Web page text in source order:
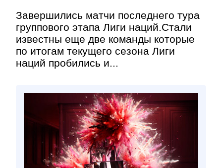
Завершились матчи последнего тура
группового этапа Лиги наций.Стали
известны еще две команды которые
по итогам текущего сезона Лиги
наций пробились и...